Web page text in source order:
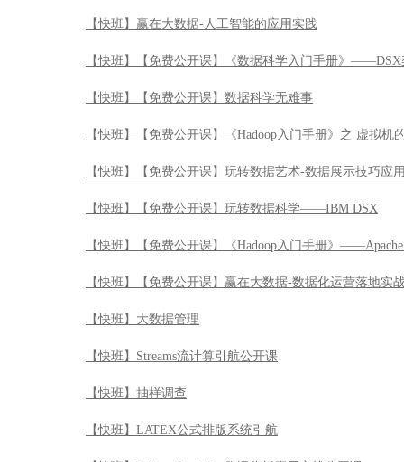
【快班】【免费公开课】玩转数据科学——IBM DSX
【快班】【免费公开课】《Hadoop入门手册》——Apache
【快班】【免费公开课】赢在大数据-数据化运营落地实
【快班】大数据管理
【快班】Streams流计算引航公开课
【快班】抽样调查
【快班】LATEX公式排版系统引航
【快班】Watson Analytics数据分析应用实战公开课
【快班】数据陷阱解读
【快班】R七种武器之文本挖掘包tm
【快班】R七种武器之可视化JS库HTMLWidgets包
【快班】R七种武器之数据加工厂plyr